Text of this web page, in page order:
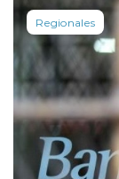
Regionales